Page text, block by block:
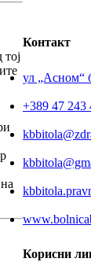
Контакт
ул „Асном“
+389 47 243
Корисни